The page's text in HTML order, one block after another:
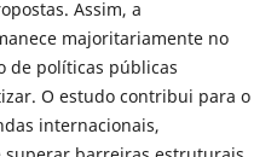
Assim, a
majoritariamente no
de políticas públicas
O estudo contribui para o
internacionais,